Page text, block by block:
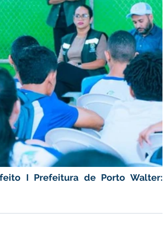
I Prefeitura de Porto Walter: